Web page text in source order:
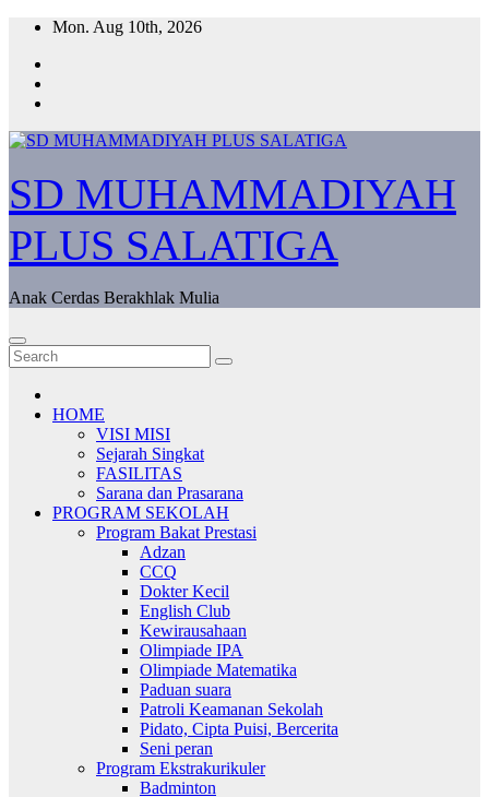
Skip
content
Mon. Aug 10th, 2026
SD MUHAMMADIYAH
PLUS SALATIGA
Anak Cerdas Berakhlak Mulia
HOME
VISI MISI
Sejarah Singkat
FASILITAS
Sarana dan Prasarana
PROGRAM SEKOLAH
Program Bakat Prestasi
Adzan
CCQ
Dokter Kecil
English Club
Kewirausahaan
Olimpiade IPA
Olimpiade Matematika
Paduan suara
Patroli Keamanan Sekolah
Pidato, Cipta Puisi, Bercerita
Seni peran
Program Ekstrakurikuler
Badminton